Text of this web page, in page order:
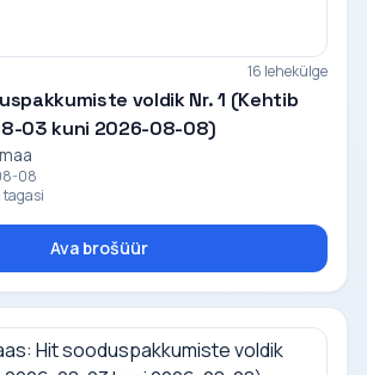
16 lehekülge
voldik Nr. 1 (Kehtib
03 kuni 2026-08-08)
08
tagasi
Ava brošüür